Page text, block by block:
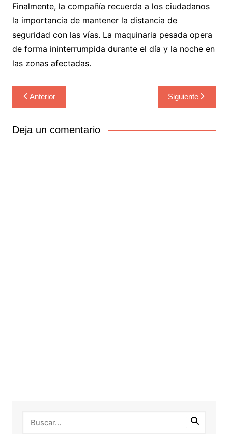
Finalmente, la compañía recuerda a los ciudadanos
la importancia de mantener la distancia de
seguridad con las vías. La maquinaria pesada opera
de forma ininterrumpida durante el día y la noche en
las zonas afectadas.
Navegación
de
entradas
Anterior Siguiente
Deja un comentario